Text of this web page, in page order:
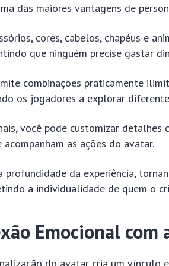
das maiores vantagens de
cores, cabelos, chapéus e
que ninguém precise gastar
combinações praticamente
os jogadores a explorar
você pode customizar detalhes
as ações do avatar.
profundidade da experiência,
a individualidade de quem o
Emocional com
do avatar cria um vínculo